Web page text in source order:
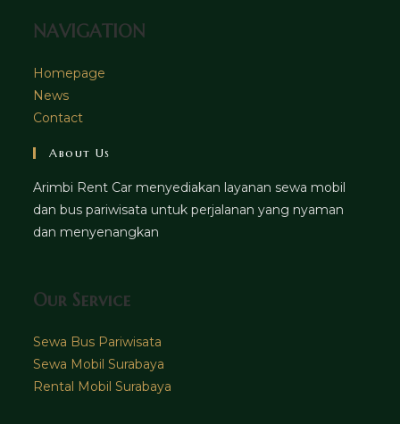
NAVIGATION
Homepage
News
Contact
About Us
Arimbi Rent Car menyediakan layanan sewa mobil
dan bus pariwisata untuk perjalanan yang nyaman
dan menyenangkan
Our Service
Sewa Bus Pariwisata
Sewa Mobil Surabaya
Rental Mobil Surabaya